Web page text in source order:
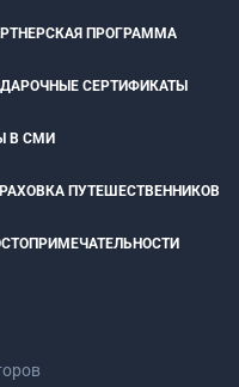
ПРОГРАММА
СЕРТИФИКАТЫ
В СМИ
ПУТЕШЕСТВЕННИКОВ